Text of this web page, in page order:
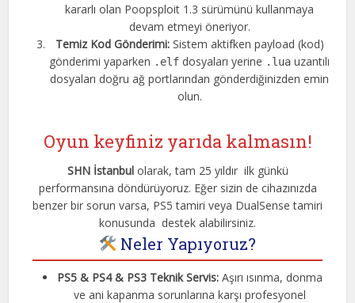
kararlı olan Poopsploit 1.3 sürümünü kullanmaya
devam etmeyi öneriyor.
Temiz Kod Gönderimi:Sistem aktifken payload (kod)
gönderimi yaparken .elf dosyaları yerine .lua uzantılı
dosyaları doğru ağ portlarından gönderdiğinizden emin
olun.
Oyun keyfiniz yarıda kalmasın!
SHN İstanbulolarak, tam 25 yıldır ilk günkü
performansına döndürüyoruz. Eğer sizin de cihazınızda
benzer bir sorun varsa, PS5 tamiri veya DualSense tamiri
konusunda destek alabilirsiniz.
Neler Yapıyoruz?
PS5 & PS4 & PS3 Teknik Servis:Aşırı ısınma, donma
ve ani kapanma sorunlarına karşı profesyonel